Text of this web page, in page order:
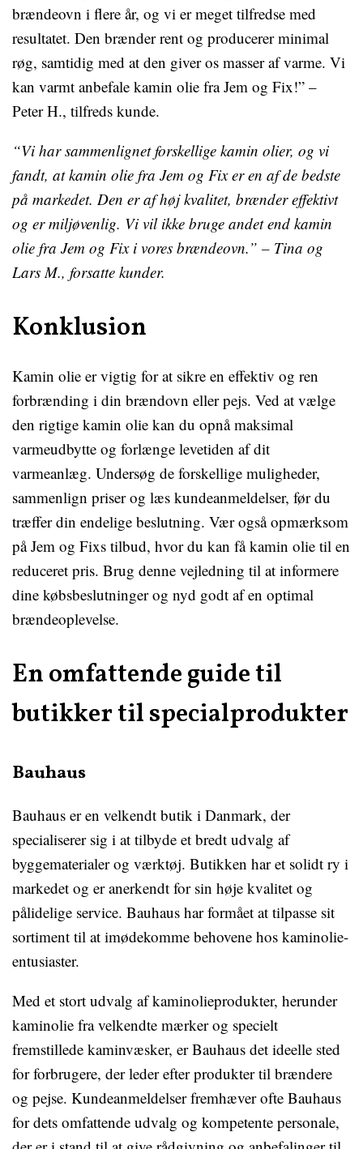
brændeovn i flere år, og vi er meget tilfredse med
resultatet. Den brænder rent og producerer minimal
røg, samtidig med at den giver os masser af varme. Vi
kan varmt anbefale kamin olie fra Jem og Fix!” –
Peter H., tilfreds kunde.
“Vi har sammenlignet forskellige kamin olier, og vi
fandt, at kamin olie fra Jem og Fix er en af ​​de bedste
på markedet. Den er af høj kvalitet, brænder effektivt
og er miljøvenlig. Vi vil ikke bruge andet end kamin
olie fra Jem og Fix i vores brændeovn.” – Tina og
Lars M., forsatte kunder.
Konklusion
Kamin olie er vigtig for at sikre en effektiv og ren
forbrænding i din brændovn eller pejs. Ved at vælge
den rigtige kamin olie kan du opnå maksimal
varmeudbytte og forlænge levetiden af dit
varmeanlæg. Undersøg de forskellige muligheder,
sammenlign priser og læs kundeanmeldelser, før du
træffer din endelige beslutning. Vær også opmærksom
på Jem og Fixs tilbud, hvor du kan få kamin olie til en
reduceret pris. Brug denne vejledning til at informere
dine købsbeslutninger og nyd godt af en optimal
brændeoplevelse.
En omfattende guide til
butikker til specialprodukter
Bauhaus
Bauhaus er en velkendt butik i Danmark, der
specialiserer sig i at tilbyde et bredt udvalg af
byggematerialer og værktøj. Butikken har et solidt ry i
markedet og er anerkendt for sin høje kvalitet og
pålidelige service. Bauhaus har formået at tilpasse sit
sortiment til at imødekomme behovene hos kaminolie-
entusiaster.
Med et stort udvalg af kaminolieprodukter, herunder
kaminolie fra velkendte mærker og specielt
fremstillede kaminvæsker, er Bauhaus det ideelle sted
for forbrugere, der leder efter produkter til brændere
og pejse. Kundeanmeldelser fremhæver ofte Bauhaus
for dets omfattende udvalg og kompetente personale,